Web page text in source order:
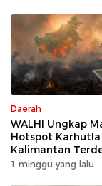
Daerah
WALHI Ungkap
Hotspot
Kalimantan
Area Konsesi
1 minggu yang lalu